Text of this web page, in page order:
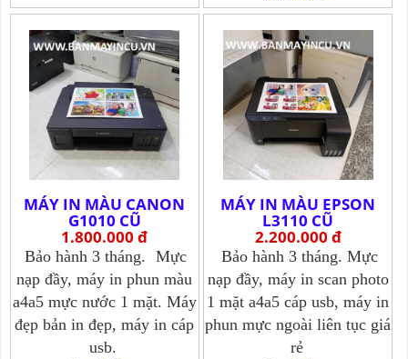
MÁY IN MÀU CANON
G1010 CŨ
1.800.000 đ
Bảo hành 3 tháng.
Mực
nạp đầy, máy in phun màu
a4a5 mực nước 1 mặt. Máy
đẹp bản in đẹp, máy in cáp
usb.
MÁY IN MÀU EPSON
L3110 CŨ
2.200.000 đ
Bảo hành 3 tháng. Mực
nạp đầy, máy in scan photo
1 mặt a4a5 cáp usb, máy in
phun mực ngoài liên tục giá
rẻ